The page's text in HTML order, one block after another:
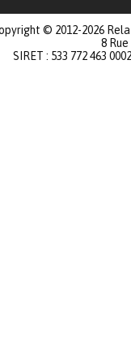
© 2012-2026
8
SIRET : 533 772 463